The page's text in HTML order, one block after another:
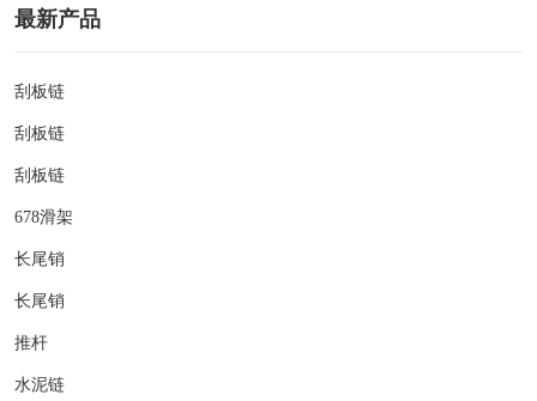
最新产品
刮板链
刮板链
刮板链
678滑架
长尾销
长尾销
推杆
水泥链